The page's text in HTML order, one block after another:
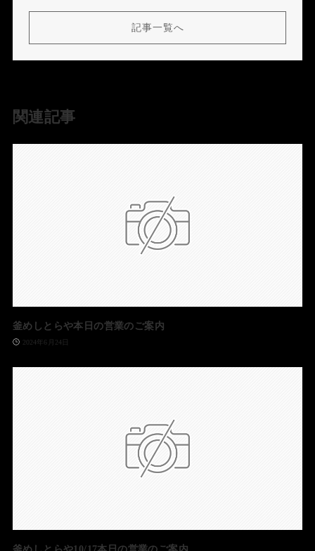
記事一覧へ
関連記事
釜めしとらや本日の営業のご案内
2024年6月24日
釜めしとらや10/17本日の営業のご案内